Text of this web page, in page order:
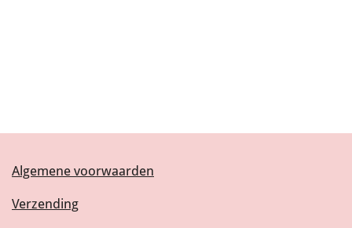
Algemene voorwaarden
Verzending